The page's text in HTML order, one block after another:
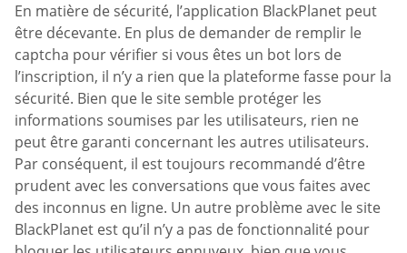
En matière de sécurité, l’application BlackPlanet peut
être décevante. En plus de demander de remplir le
captcha pour vérifier si vous êtes un bot lors de
l’inscription, il n’y a rien que la plateforme fasse pour la
sécurité. Bien que le site semble protéger les
informations soumises par les utilisateurs, rien ne
peut être garanti concernant les autres utilisateurs.
Par conséquent, il est toujours recommandé d’être
prudent avec les conversations que vous faites avec
des inconnus en ligne. Un autre problème avec le site
BlackPlanet est qu’il n’y a pas de fonctionnalité pour